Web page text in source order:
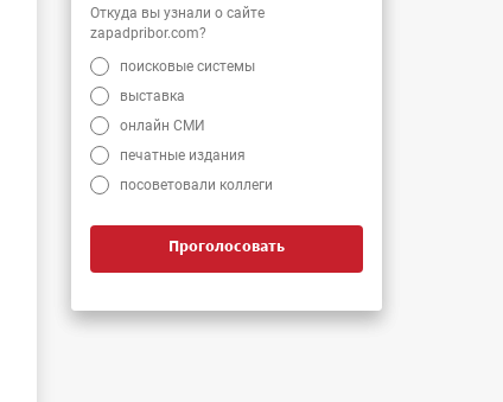
Откуда вы узнали о сайте
zapadpribor.com?
поисковые системы
выставка
онлайн СМИ
печатные издания
посоветовали коллеги
Проголосовать